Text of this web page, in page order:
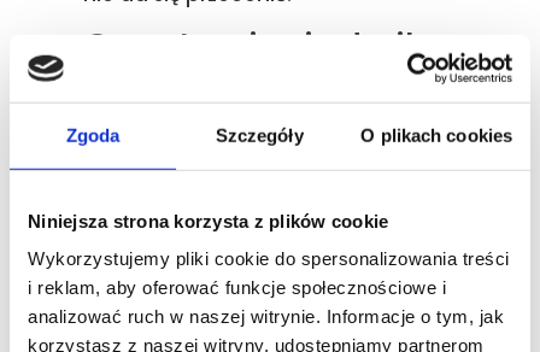
Zgoda Szczegóły O plikach cookies
Niniejsza strona korzysta z plików cookie
Wykorzystujemy pliki cookie do spersonalizowania treści
i reklam, aby oferować funkcje społecznościowe i
analizować ruch w naszej witrynie. Informacje o tym, jak
korzystasz z naszej witryny, udostępniamy partnerom
Czas to pieniądz: ile
naprawdę kosztuje
cię samodzielna
Analizując koszty, przedsiębiorcy
często skupiają się wyłącznie na
kwocie faktury od biura